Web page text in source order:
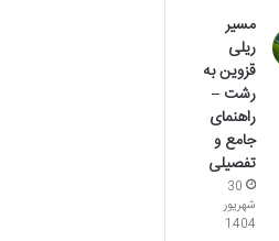
مسیر
ریلی
قزوین به
رشت –
راهنمای
جامع و
تفصیلی
30
شهریور
1404